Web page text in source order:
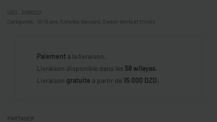
2099222
Catégories :
10-15 ans Enfants Garçons Sweat-shirts et tricots
Paiement à la livraison.
Livraison disponible dans les 58 wilayas.
Livraison gratuite à partir de 15.000 DZD.
PARTAGER